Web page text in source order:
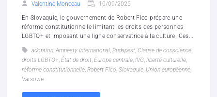
Valentine Monceau 10/09/2025
En Slovaquie, le gouvernement de Robert Fico prépare une
réforme constitutionnelle limitant les droits des personnes
LGBTQ+ et imposant une ligne conservatrice à la culture. Ces...
adoption, Amnesty International, Budapest, Clause de conscience,
droits LGBTQ+, État de droit, Europe centrale, IVG, liberté culturelle,
réforme constitutionnelle, Robert Fico, Slovaquie, Union européenne,
Varsovie